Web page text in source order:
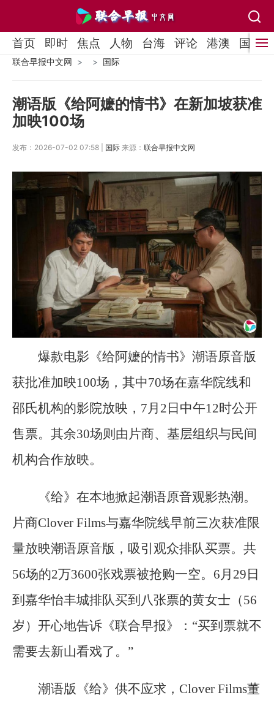
首页 即时 焦点 人物 台海 评论 港澳 国际
联合早报中文网 国际
潮语版《给阿嬷的情书》在新加坡获准
加映100场
发布：2026-07-02 07:58 | 国际 来源： 联合早报中文网
爆款电影《给阿嬷的情书》潮语原音版
获批准加映100场，其中70场在嘉华院线和
邵氏机构的影院放映，7月2日中午12时公开
售票。其余30场则由片商、基层组织与民间
机构合作放映。
《给》在本地掀起潮语原音观影热潮。
片商Clover Films与嘉华院线早前三次获准限
量放映潮语原音版，吸引观众排队买票。共
56场的2万3600张戏票被抢购一空。6月29日
到嘉华怡丰城排队买到八张票的黄女士（56
岁）开心地告诉《联合早报》：“买到票就不
需要去新山看戏了。”
潮语版《给》供不应求，Clover Films董